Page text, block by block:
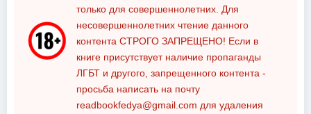
только для совершеннолетних. Для
несовершеннолетних чтение данного
контента СТРОГО ЗАПРЕЩЕНО! Если в
книге присутствует наличие пропаганды
ЛГБТ и другого, запрещенного контента -
просьба написать на почту
readbookfedya@gmail.com для удаления